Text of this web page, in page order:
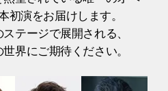
初演をお届けします。
テージで展開される、
界にご期待ください。